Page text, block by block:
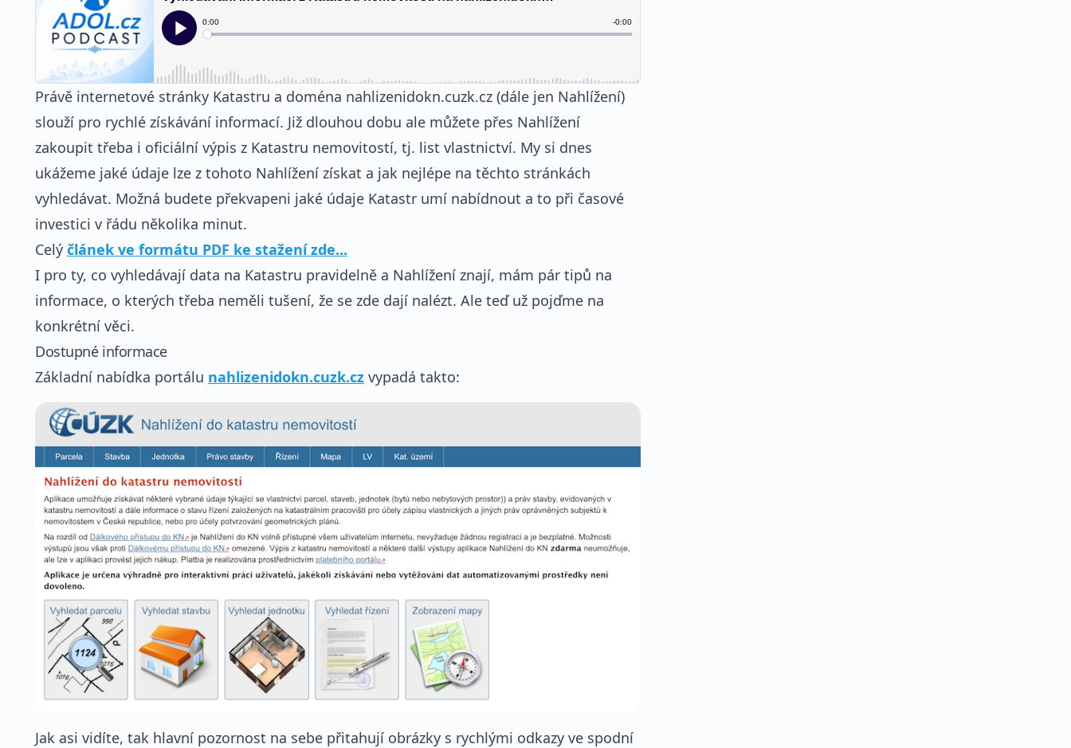
Právě internetové stránky Katastru a doména nahlizenidokn.cuzk.cz (dále jen Nahlížení)
slouží pro rychlé získávání informací. Již dlouhou dobu ale můžete přes Nahlížení
zakoupit třeba i oficiální výpis z Katastru nemovitostí, tj. list vlastnictví. My si dnes
ukážeme jaké údaje lze z tohoto Nahlížení získat a jak nejlépe na těchto stránkách
vyhledávat. Možná budete překvapeni jaké údaje Katastr umí nabídnout a to při časové
investici v řádu několika minut.
Celý článek ve formátu PDF ke stažení zde...
I pro ty, co vyhledávají data na Katastru pravidelně a Nahlížení znají, mám pár tipů na
informace, o kterých třeba neměli tušení, že se zde dají nalézt. Ale teď už pojďme na
konkrétní věci.
Dostupné informace
Základní nabídka portálu nahlizenidokn.cuzk.cz vypadá takto:
Jak asi vidíte, tak hlavní pozornost na sebe přitahují obrázky s rychlými odkazy ve spodní